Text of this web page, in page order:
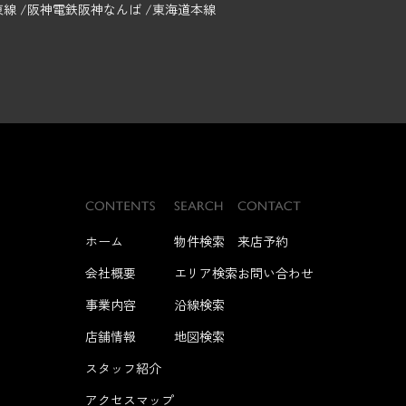
線 阪神電鉄阪神なんば 東海道本線
ホーム
会社概要
事業内容
店舗情報
スタッフ紹介
アクセスマップ
物件検索
エリア検索
沿線検索
地図検索
来店予約
お問い合わせ